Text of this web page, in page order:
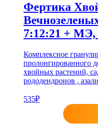
Фертика
7:12:21 + МЭ,
Комплексное
пролонгированного
хвойных растений,
рододендронов ,
535₽